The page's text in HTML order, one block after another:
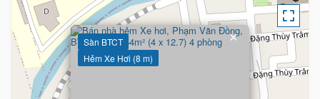
Sàn BTCT
Hẻm Xe Hơi (8 m)
×